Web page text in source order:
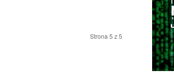
Strona 5 z 5